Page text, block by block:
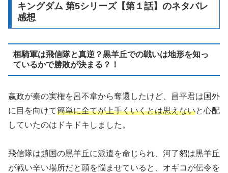
キングダム 第5シリーズ【第１話】のネタバレ
感想
桓騎軍は飛信隊と真逆？黒羊丘での戦いは地形を知っ
ているかで勝敗が決まる？！
嬴政が秦の実権を呂不韋から奪還したけど、昌平君は国外
に目を向けて簡単に全てが上手くいくとは思えないと心配
していたのはドキドキしました。
飛信隊は趙国の黒羊丘に派遣を命じられ、河了貂は黒羊丘
が戦い辛い場所だと頭を悩ませていると、オギコが伝令を